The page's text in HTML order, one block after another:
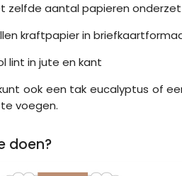
zelfde aantal papieren
kraftpapier in
lint in jute en kant
ook een tak eucalyptus of
voegen.
doen?